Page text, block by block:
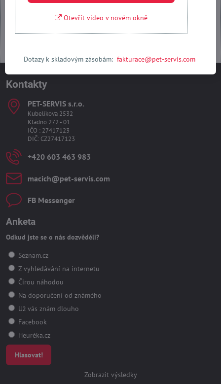
Kontakty
PET-SERVIS s​.r​.o​.
Kubelíkova 2532
Kladno 272 - 01
IČO : 27417123
DIČ: CZ27417123
+420 603 463 983
macich​@pet-servis​.com
FB Messenger
Anketa
Odkud jste se o nás dozvěděli?
Seznam.cz
Z vyhledávání na internetu
Čirou náhodou
Na doporučení od známého
Už vás znám dlouho
Facebook
Heuréka.cz
Hlasovat!
Zobrazit výsledky
Otevřít video v novém okně
Dotazy k skladovým zásobám:fakturace@pet-servis.com